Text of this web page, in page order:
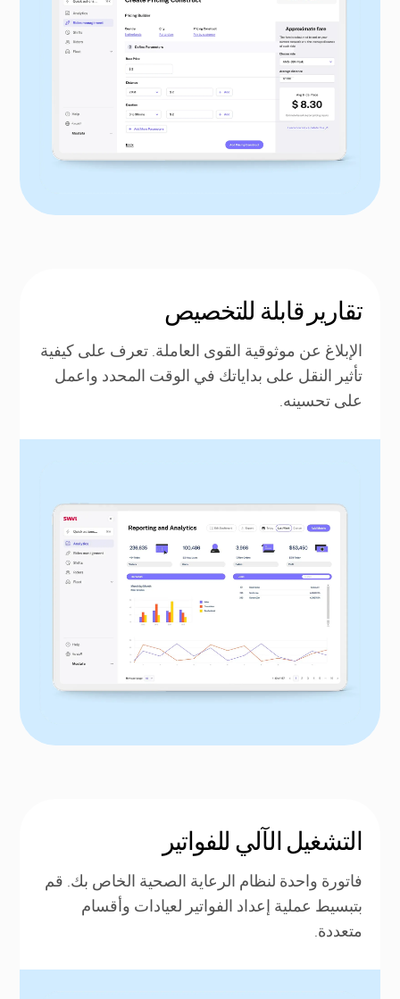
تقارير قابلة للتخصيص
الإبلاغ عن موثوقية القوى العاملة. تعرف على كيفية
تأثير النقل على بداياتك في الوقت المحدد واعمل
على تحسينه.
التشغيل الآلي للفواتير
فاتورة واحدة لنظام الرعاية الصحية الخاص بك. قم
بتبسيط عملية إعداد الفواتير لعيادات وأقسام
متعددة.